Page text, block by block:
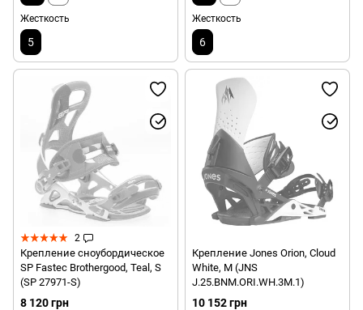
Жесткость
5
Жесткость
6
2
Крепление сноубордическое
SP Fastec Brothergood, Teal, S
(SP 27971-S)
8 120 грн
Крепление Jones Orion, Cloud
White, M (JNS
J.25.BNM.ORI.WH.3M.1)
10 152 грн